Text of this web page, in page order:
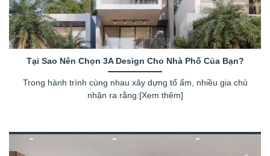
Tại Sao Nên Chọn 3A Design Cho Nhà Phố Của Bạn?
Trong hành trình cùng nhau xây dựng tổ ấm, nhiều gia chủ
nhận ra rằng:[Xem thêm]